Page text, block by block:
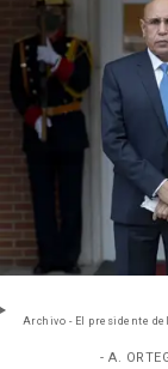
Archivo - El presidente
- A.